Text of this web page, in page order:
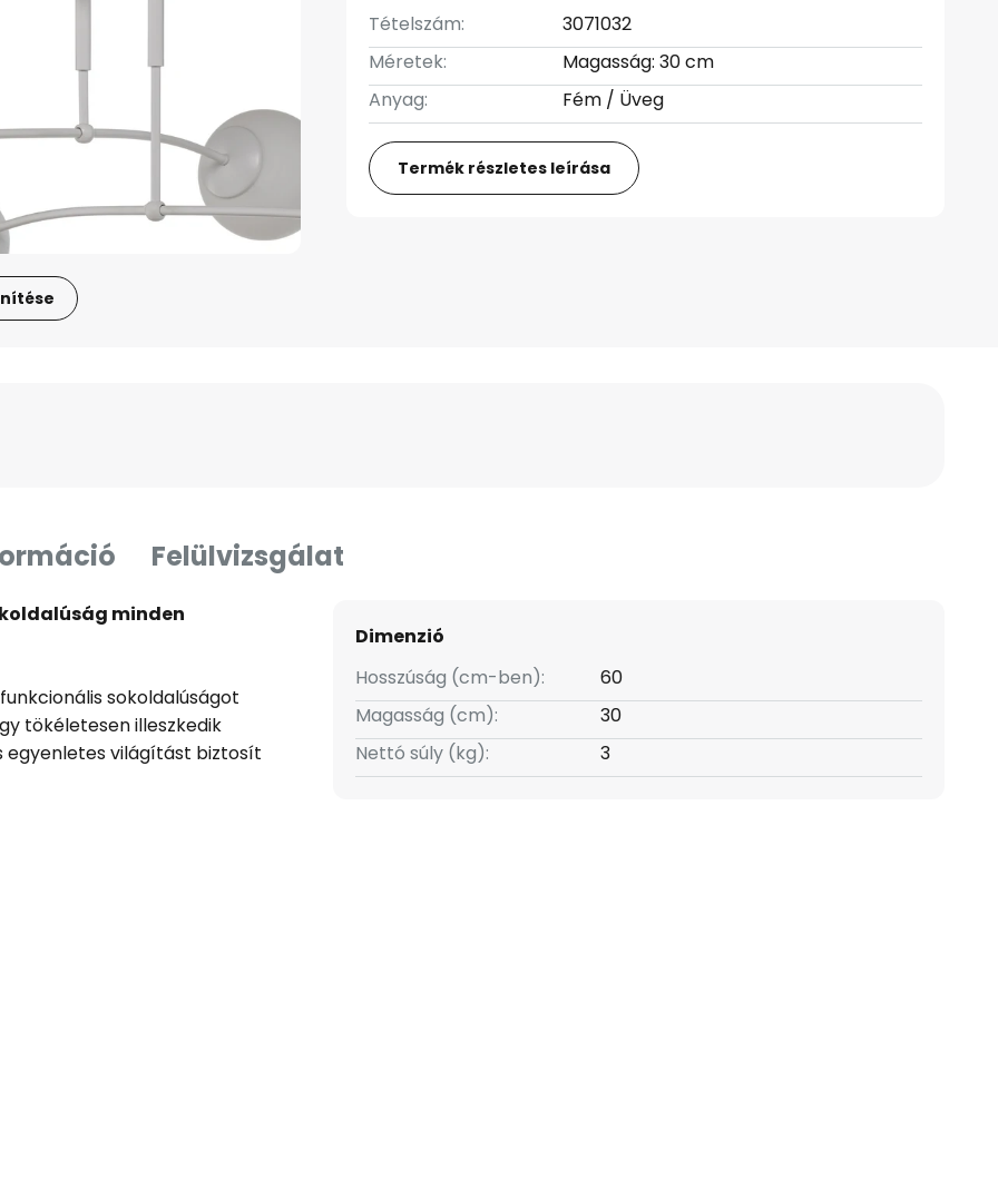
Tételszám:
3071032
Méretek:
Magasság: 30 cm
Anyag:
Fém / Üveg
Termék részletes leírása
Felülvizsgálat
minden
sokoldalúságot
tökéletesen illeszkedik
egyenletes világítást biztosít
A fehér szín időtlen
dimmelhető,
a világítás hangulatnak
stílusos design és a
Dimenzió
Hosszúság (cm-ben):
60
Magasság (cm):
30
Nettó súly (kg):
3